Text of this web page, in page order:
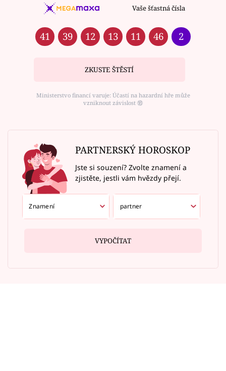
Vaše šťastná čísla
41 39 12 13 11 46 2
ZKUSTE ŠTĚSTÍ
Ministerstvo financí varuje: Účastí na hazardní hře může
vzniknout závislost ⑱
PARTNERSKÝ HOROSKOP
Jste si souzení? Zvolte znamení a
zjistěte, jestli vám hvězdy přejí.
VYPOČÍTAT